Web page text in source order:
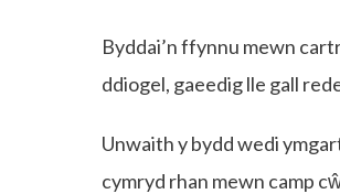
Byddai’n ffynnu mewn
ddiogel, gaeedig lle gall
Unwaith y bydd wedi
cymryd rhan mewn camp